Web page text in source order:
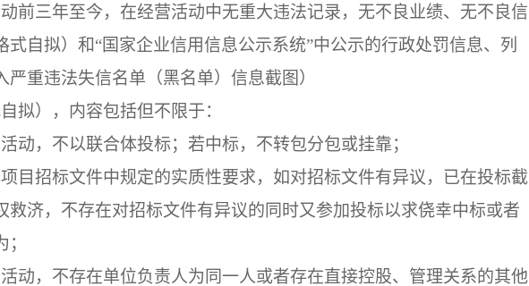
前三年至今，在经营活动中无重大违法记录，无不良业绩、无不良信
式自拟）和“国家企业信用信息公示系统”中公示的行政处罚信息、列
重违法失信名单（黑名单）信息截图）
拟），内容包括但不限于：
动，不以联合体投标；若中标，不转包分包或挂靠；
目招标文件中规定的实质性要求，如对招标文件有异议，已在投标截
救济，不存在对招标文件有异议的同时又参加投标以求侥幸中标或者
动，不存在单位负责人为同一人或者存在直接控股、管理关系的其他